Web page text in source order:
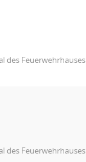
des Feuerwehrhauses
des Feuerwehrhauses